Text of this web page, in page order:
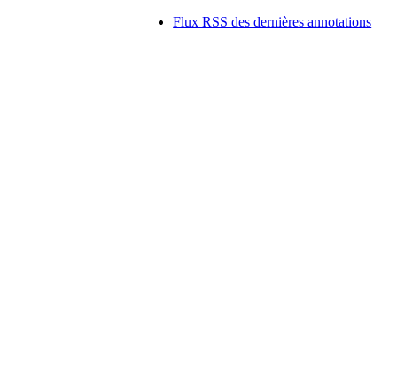
Flux RSS des dernières annotations